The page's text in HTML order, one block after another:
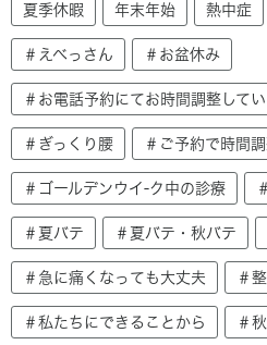
夏季休暇 年末年始 熱中症
＃えべっさん ＃お盆休み
＃お電話予約にてお時間調整して
＃ぎっくり腰 ＃ご予約で時間
＃ゴールデンウイ-ク中の診療
＃夏バテ ＃夏バテ・秋バテ
＃急に痛くなっても大丈夫 ＃
＃私たちにできることから ＃